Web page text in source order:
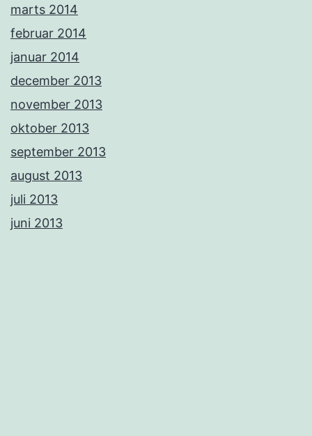
marts 2014
februar 2014
januar 2014
december 2013
november 2013
oktober 2013
september 2013
august 2013
juli 2013
juni 2013